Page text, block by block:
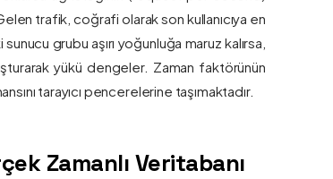
trafik, coğrafi olarak son kullanıcıya en
grubu aşırı yoğunluğa maruz kalırsa,
yükü dengeler. Zaman faktörünün
tarayıcı pencerelerine taşımaktadır.
Zamanlı Veritabanı